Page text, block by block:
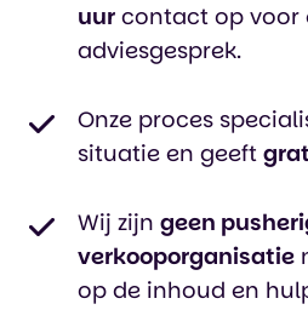
uur contact op voor
adviesgesprek.
Onze proces
situatie en geeft
Wij zijn geen
verkooporganisatie
op de inhoud en